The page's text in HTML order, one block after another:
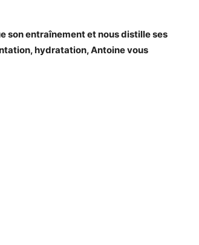
son entraînement et nous distille ses
hydratation, Antoine vous